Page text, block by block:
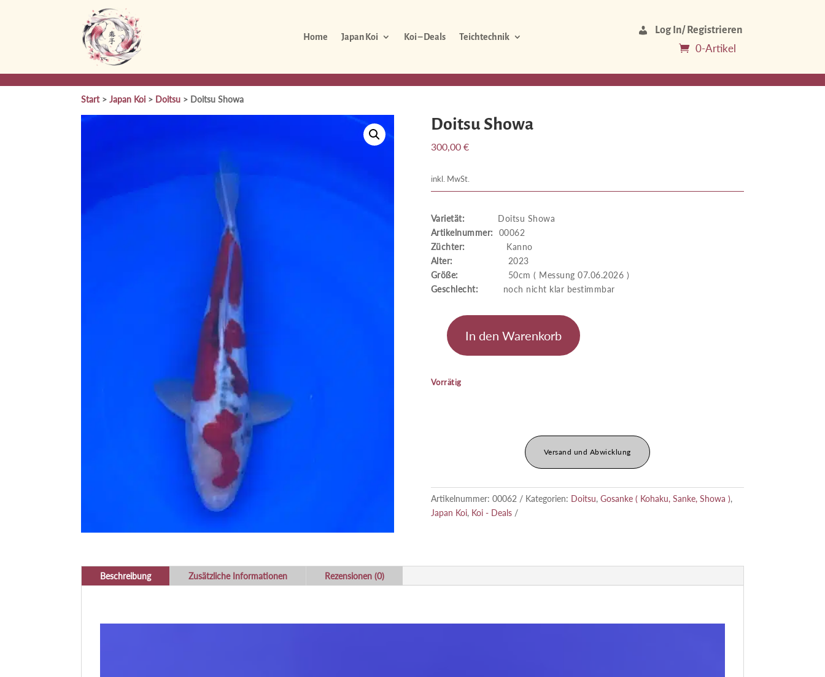
Home Japan Koi Koi – Deals Teichtechnik
Log In/ Registrieren
0-Artikel
Start> Japan Koi > Doitsu > Doitsu Showa
Doitsu Showa
300,00 €
inkl. MwSt.
Varietät: Doitsu Showa
Artikelnummer: 00062
Züchter: Kanno
Alter: 2023
Größe: 50cm ( Messung 07.06.2026 )
Geschlecht: noch nicht klar bestimmbar
Doitsu
Showa
In den Warenkorb
Vorrätig
Versand und Abwicklung
Artikelnummer: 00062 Kategorien: Doitsu, Gosanke ( Kohaku, Sanke, Showa ),
Japan Koi, Koi - Deals
Beschreibung Zusätzliche Informationen Rezensionen (0)